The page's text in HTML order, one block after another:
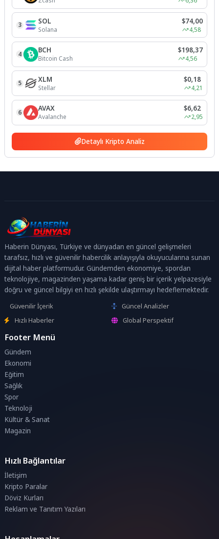
3 SOL
Solana
$74,00
4,58
4 BCH
Bitcoin Cash
$198,37
4,56
5 XLM
Stellar
$0,18
4,21
6 AVAX
Avalanche
$6,62
2,95
Detaylı Kripto Analiz
Haberin Dünyası, Türkiye ve dünyadan en güncel gelişmeleri
tarafsız, hızlı ve güvenilir habercilik anlayışıyla okuyucularına sunan
dijital haber platformudur. Gündemden ekonomiye, spordan
teknolojiye, magazinden yaşama kadar geniş bir içerik yelpazesiyle
doğru ve güncel bilgiyi en hızlı şekilde ulaştırmayı hedeflemektedir.
Güvenilir İçerik
Güncel Analizler
Hızlı Haberler
Global Perspektif
Footer Menü
Gündem
Ekonomi
Eğitim
Sağlık
Spor
Teknoloji
Kültür & Sanat
Magazin
Hızlı Bağlantılar
İletişim
Kripto Paralar
Döviz Kurları
Reklam ve Tanıtım Yazıları